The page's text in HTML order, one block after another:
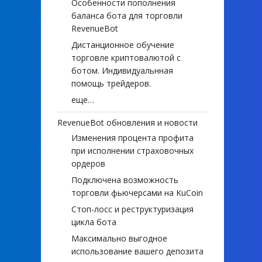
Особенности пополнения
баланса бота для торговли
RevenueBot
Дистанционное обучение
торговле криптовалютой с
ботом. Индивидуальнная
помощь трейдеров.
еще…
RevenueBot обновления и новости
Изменения процента профита
при исполнении страховочных
ордеров
Подключена возможность
торговли фьючерсами на KuCoin
Стоп-лосс и реструктуризация
цикла бота
Максимально выгодное
использование вашего депозита